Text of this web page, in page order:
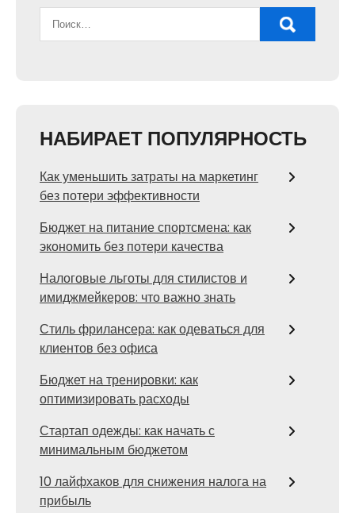
НАБИРАЕТ ПОПУЛЯРНОСТЬ
Как уменьшить затраты на маркетинг
без потери эффективности
Бюджет на питание спортсмена: как
экономить без потери качества
Налоговые льготы для стилистов и
имиджмейкеров: что важно знать
Стиль фрилансера: как одеваться для
клиентов без офиса
Бюджет на тренировки: как
оптимизировать расходы
Стартап одежды: как начать с
минимальным бюджетом
10 лайфхаков для снижения налога на
прибыль